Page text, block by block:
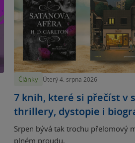
Články Úterý 4. srpna 2026
7 knih, které si přečíst v
thrillery, dystopie i
Srpen bývá tak trochu přelomový
plném proudu,...